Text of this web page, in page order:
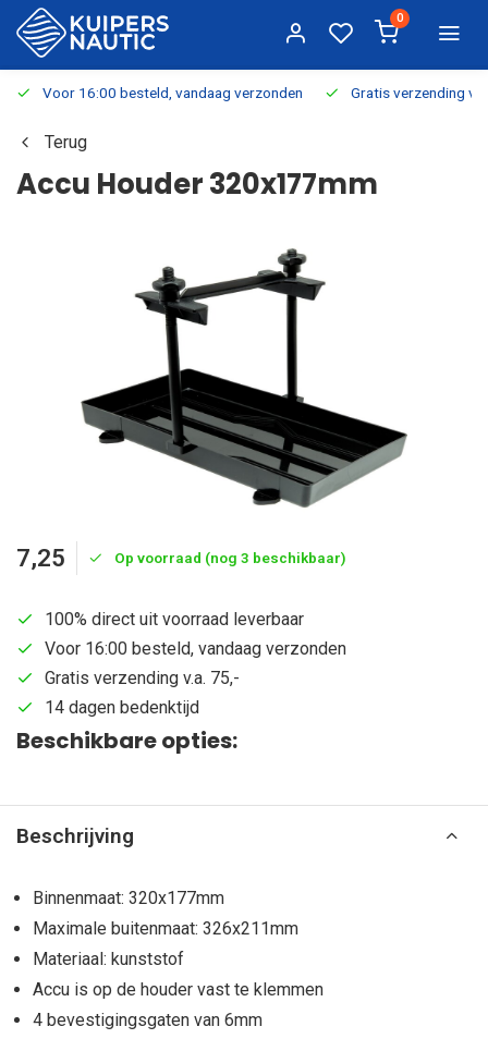
0
Voor 16:00 besteld, vandaag verzonden Gratis verzending
Terug
Accu Houder 320x177mm
7,25 Op voorraad (nog 3 beschikbaar)
100% direct uit voorraad leverbaar
Voor 16:00 besteld, vandaag verzonden
Gratis verzending v.a. 75,-
14 dagen bedenktijd
Beschikbare opties:
Beschrijving
Binnenmaat: 320x177mm
Maximale buitenmaat: 326x211mm
Materiaal: kunststof
Accu is op de houder vast te klemmen
4 bevestigingsgaten van 6mm